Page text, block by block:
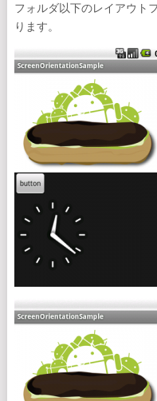
フォルダ以下のレイアウト
ります。